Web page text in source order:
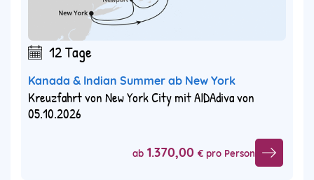
12 Tage
Kanada & Indian Summer ab New York
Kreuzfahrt von New York City mit AIDAdiva von
05.10.2026
ab 1.370,00 € pro Person